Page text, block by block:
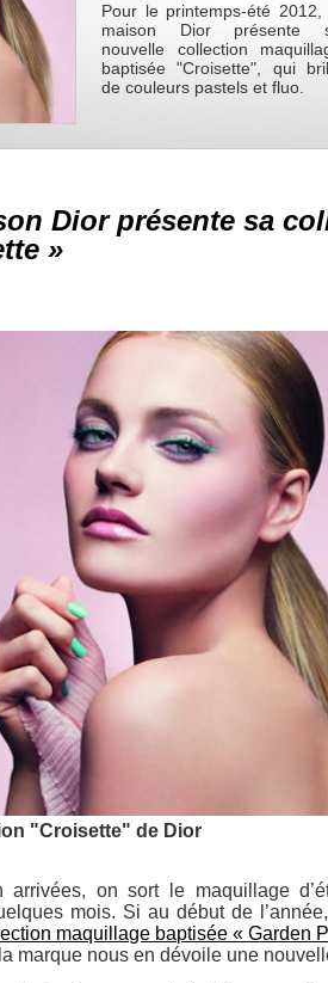
Pour le printemps-été 2012,
maison Dior présente
nouvelle collection
baptisée "Croisette", qui
de couleurs pastels et fluo.
Dior présente sa
»
"Croisette" de Dior
on sort le maquillage
mois. Si au début de l’année,
maquillage baptisée « Garden
marque nous en dévoile une